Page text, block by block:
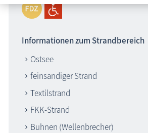
Informationen zum Strandbereich
Ostsee
feinsandiger Strand
Textilstrand
FKK-Strand
Buhnen (Wellenbrecher)